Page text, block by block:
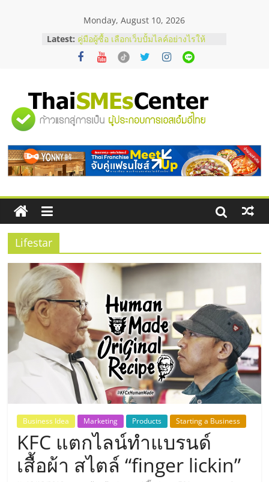
Monday, August 10, 2026
Latest: คู่มือผู้ซื้อ เลือกเว็บปั้มไลค์อย่างไรให้
เหมาะกับเป้าหมายของธุรกิจ
เว็บปั้มวิวช่วยธุรกิจออนไลน์ได้จริงหรือ
ปั้มฟอลติ๊กตอกที่เจ้าของธุรกิจควรรู้
อยากหาเงินทุน เพิ่มสภาพคล่องให้ธุรกิจ
เริ่มยังไงให้ผ่านฉลุย
บริการน้ำมัน Shell
"ศูนย์
รวม
ข้อมูล
ธุรกิจ
SME
แห่ง
ประเทศไทย,
ThaiSMEsCenter,
รวม
ธุรกิจ
เอ
Lifestar
Business Idea Marketing Products Starting a Business
KFC แตกไลน์ทำแบรนด์
เสื้อผ้า สไตล์ “finger lickin”